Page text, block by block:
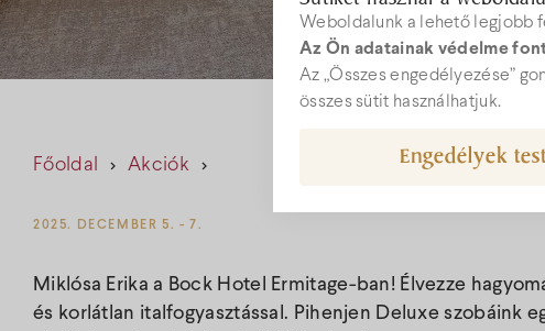
Weboldalunk a lehető legjobb
Az Ön adatainak védelme
Az „Összes engedélyezése”
összes sütit használhatjuk.
Engedélyek
Főoldal Akciók
2025. DECEMBER 5. - 7.
Miklósa Erika a Bock Hotel Ermitage-ban! Élvezze
és korlátlan italfogyasztással. Pihenjen Deluxe szobáink